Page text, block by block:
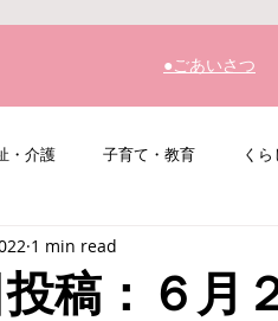
​●ごあいさつ
・介護 子育て・教育 く
その他
投稿：６月
1 min read